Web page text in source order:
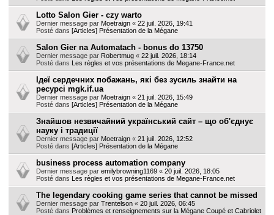
Lotto Salon Gier - czy warto
Dernier message par Moetraign « 22 juil. 2026, 19:41
Posté dans [Articles] Présentation de la Mégane
Salon Gier na Automatach - bonus do 13750
Dernier message par Robertmug « 22 juil. 2026, 18:14
Posté dans Les règles et vos présentations de Megane-France.net
Ідеї сердечних побажань, які без зусиль знайти на
ресурсі mgk.if.ua
Dernier message par Moetraign « 21 juil. 2026, 15:49
Posté dans [Articles] Présentation de la Mégane
Знайшов незвичайний український сайт – що об'єднує
науку і традиції
Dernier message par Moetraign « 21 juil. 2026, 12:52
Posté dans [Articles] Présentation de la Mégane
business process automation company
Dernier message par emilybrowning1169 « 20 juil. 2026, 18:05
Posté dans Les règles et vos présentations de Megane-France.net
The legendary cooking game series that cannot be missed
Dernier message par Trentelson « 20 juil. 2026, 06:45
Posté dans Problèmes et renseignements sur la Mégane Coupé et Cabriolet